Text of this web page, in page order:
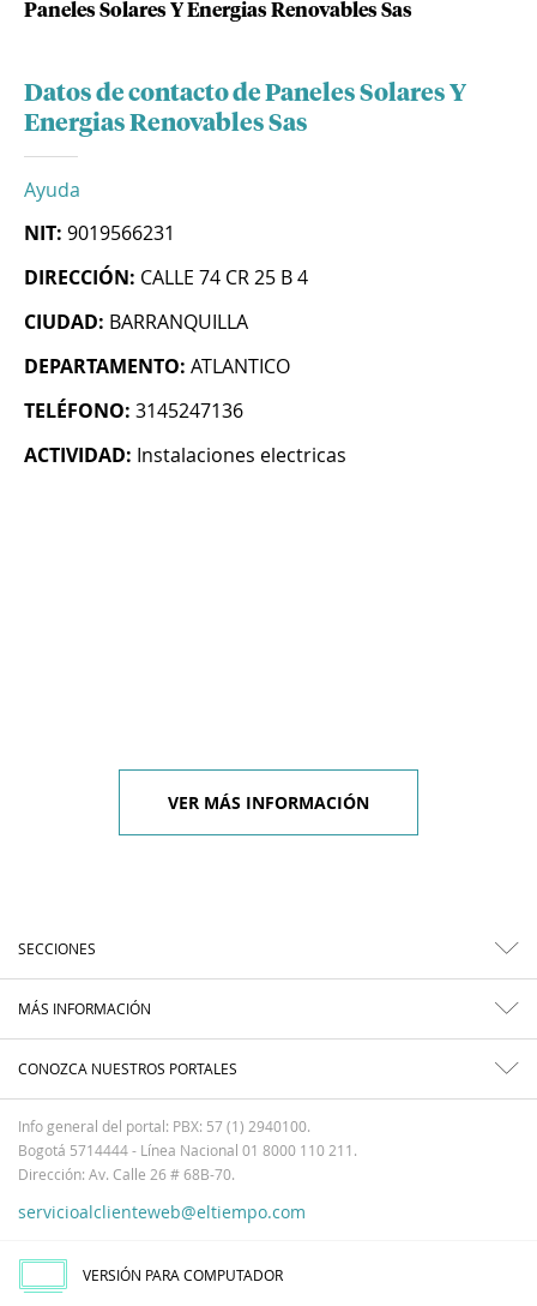
Paneles Solares Y Energias Renovables Sas
Datos de contacto de Paneles Solares Y
Energias Renovables Sas
Ayuda
NIT: 9019566231
DIRECCIÓN: CALLE 74 CR 25 B 4
CIUDAD: BARRANQUILLA
DEPARTAMENTO: ATLANTICO
TELÉFONO: 3145247136
ACTIVIDAD: Instalaciones electricas
VER MÁS INFORMACIÓN
SECCIONES
MÁS INFORMACIÓN
CONOZCA NUESTROS PORTALES
Info general del portal: PBX: 57 (1) 2940100.
Bogotá 5714444 - Línea Nacional 01 8000 110 211.
Dirección: Av. Calle 26 # 68B-70.
servicioalclienteweb@eltiempo.com
VERSIÓN PARA COMPUTADOR